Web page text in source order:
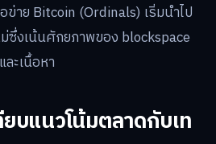
าย Bitcoin (Ordinals) เริ่มนำไป
ซึ่งเน้นศักยภาพของ blockspace
ะเนื้อหา
ยบแนวโน้มตลาดกับเท